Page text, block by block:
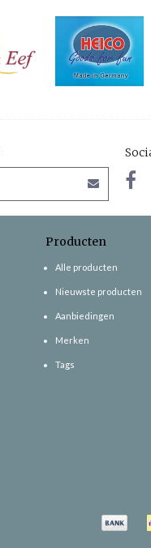
Producten
Alle producten
Nieuwste producten
Aanbiedingen
Merken
Tags